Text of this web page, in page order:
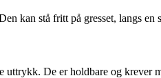
kan stå fritt på gresset, langs
De er holdbare og